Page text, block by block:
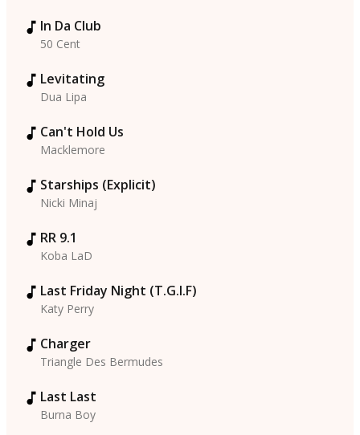
In Da Club
50 Cent
Levitating
Dua Lipa
Can't Hold Us
Macklemore
Starships (Explicit)
Nicki Minaj
RR 9.1
Koba LaD
Last Friday Night (T.G.I.F)
Katy Perry
Charger
Triangle Des Bermudes
Last Last
Burna Boy